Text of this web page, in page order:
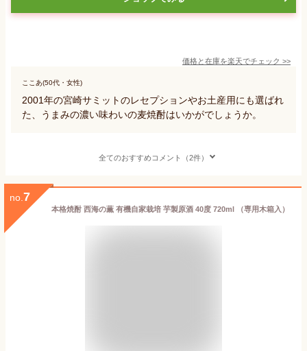
価格と在庫を楽天でチェック >>
ここあ(50代・女性)
2001年の宮崎サミットのレセプションやお土産用にも選ばれ
た、うまみの濃い味わいの麦焼酎はいかがでしょうか。
全てのおすすめコメント（2件）
no. 7
本格焼酎 西海の薫 有機自家栽培 芋製原酒 40度 720ml （専用木箱入）